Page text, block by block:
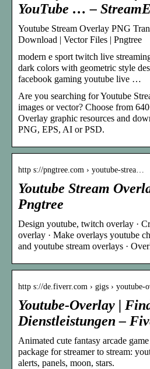
YouTube … –
Youtube Stream Overlay PNG
Download | Vector Files | Pngtree
modern e sport twitch live
dark colors with geometric style
facebook gaming youtube live …
Are you searching for Youtube
images or vector? Choose from
Overlay graphic resources and
PNG, EPS, AI or PSD.
http s://pngtree.com › youtube-strea…
Youtube Stream
Pngtree
Design youtube, twitch overlay ·
overlay · Make overlays youtube
and youtube stream overlays ·
http s://de.fiverr.com › gigs › youtube-
Youtube-Overlay |
Dienstleistungen –
Animated cute fantasy arcade
package for streamer to stream:
alerts, panels, moon, stars.